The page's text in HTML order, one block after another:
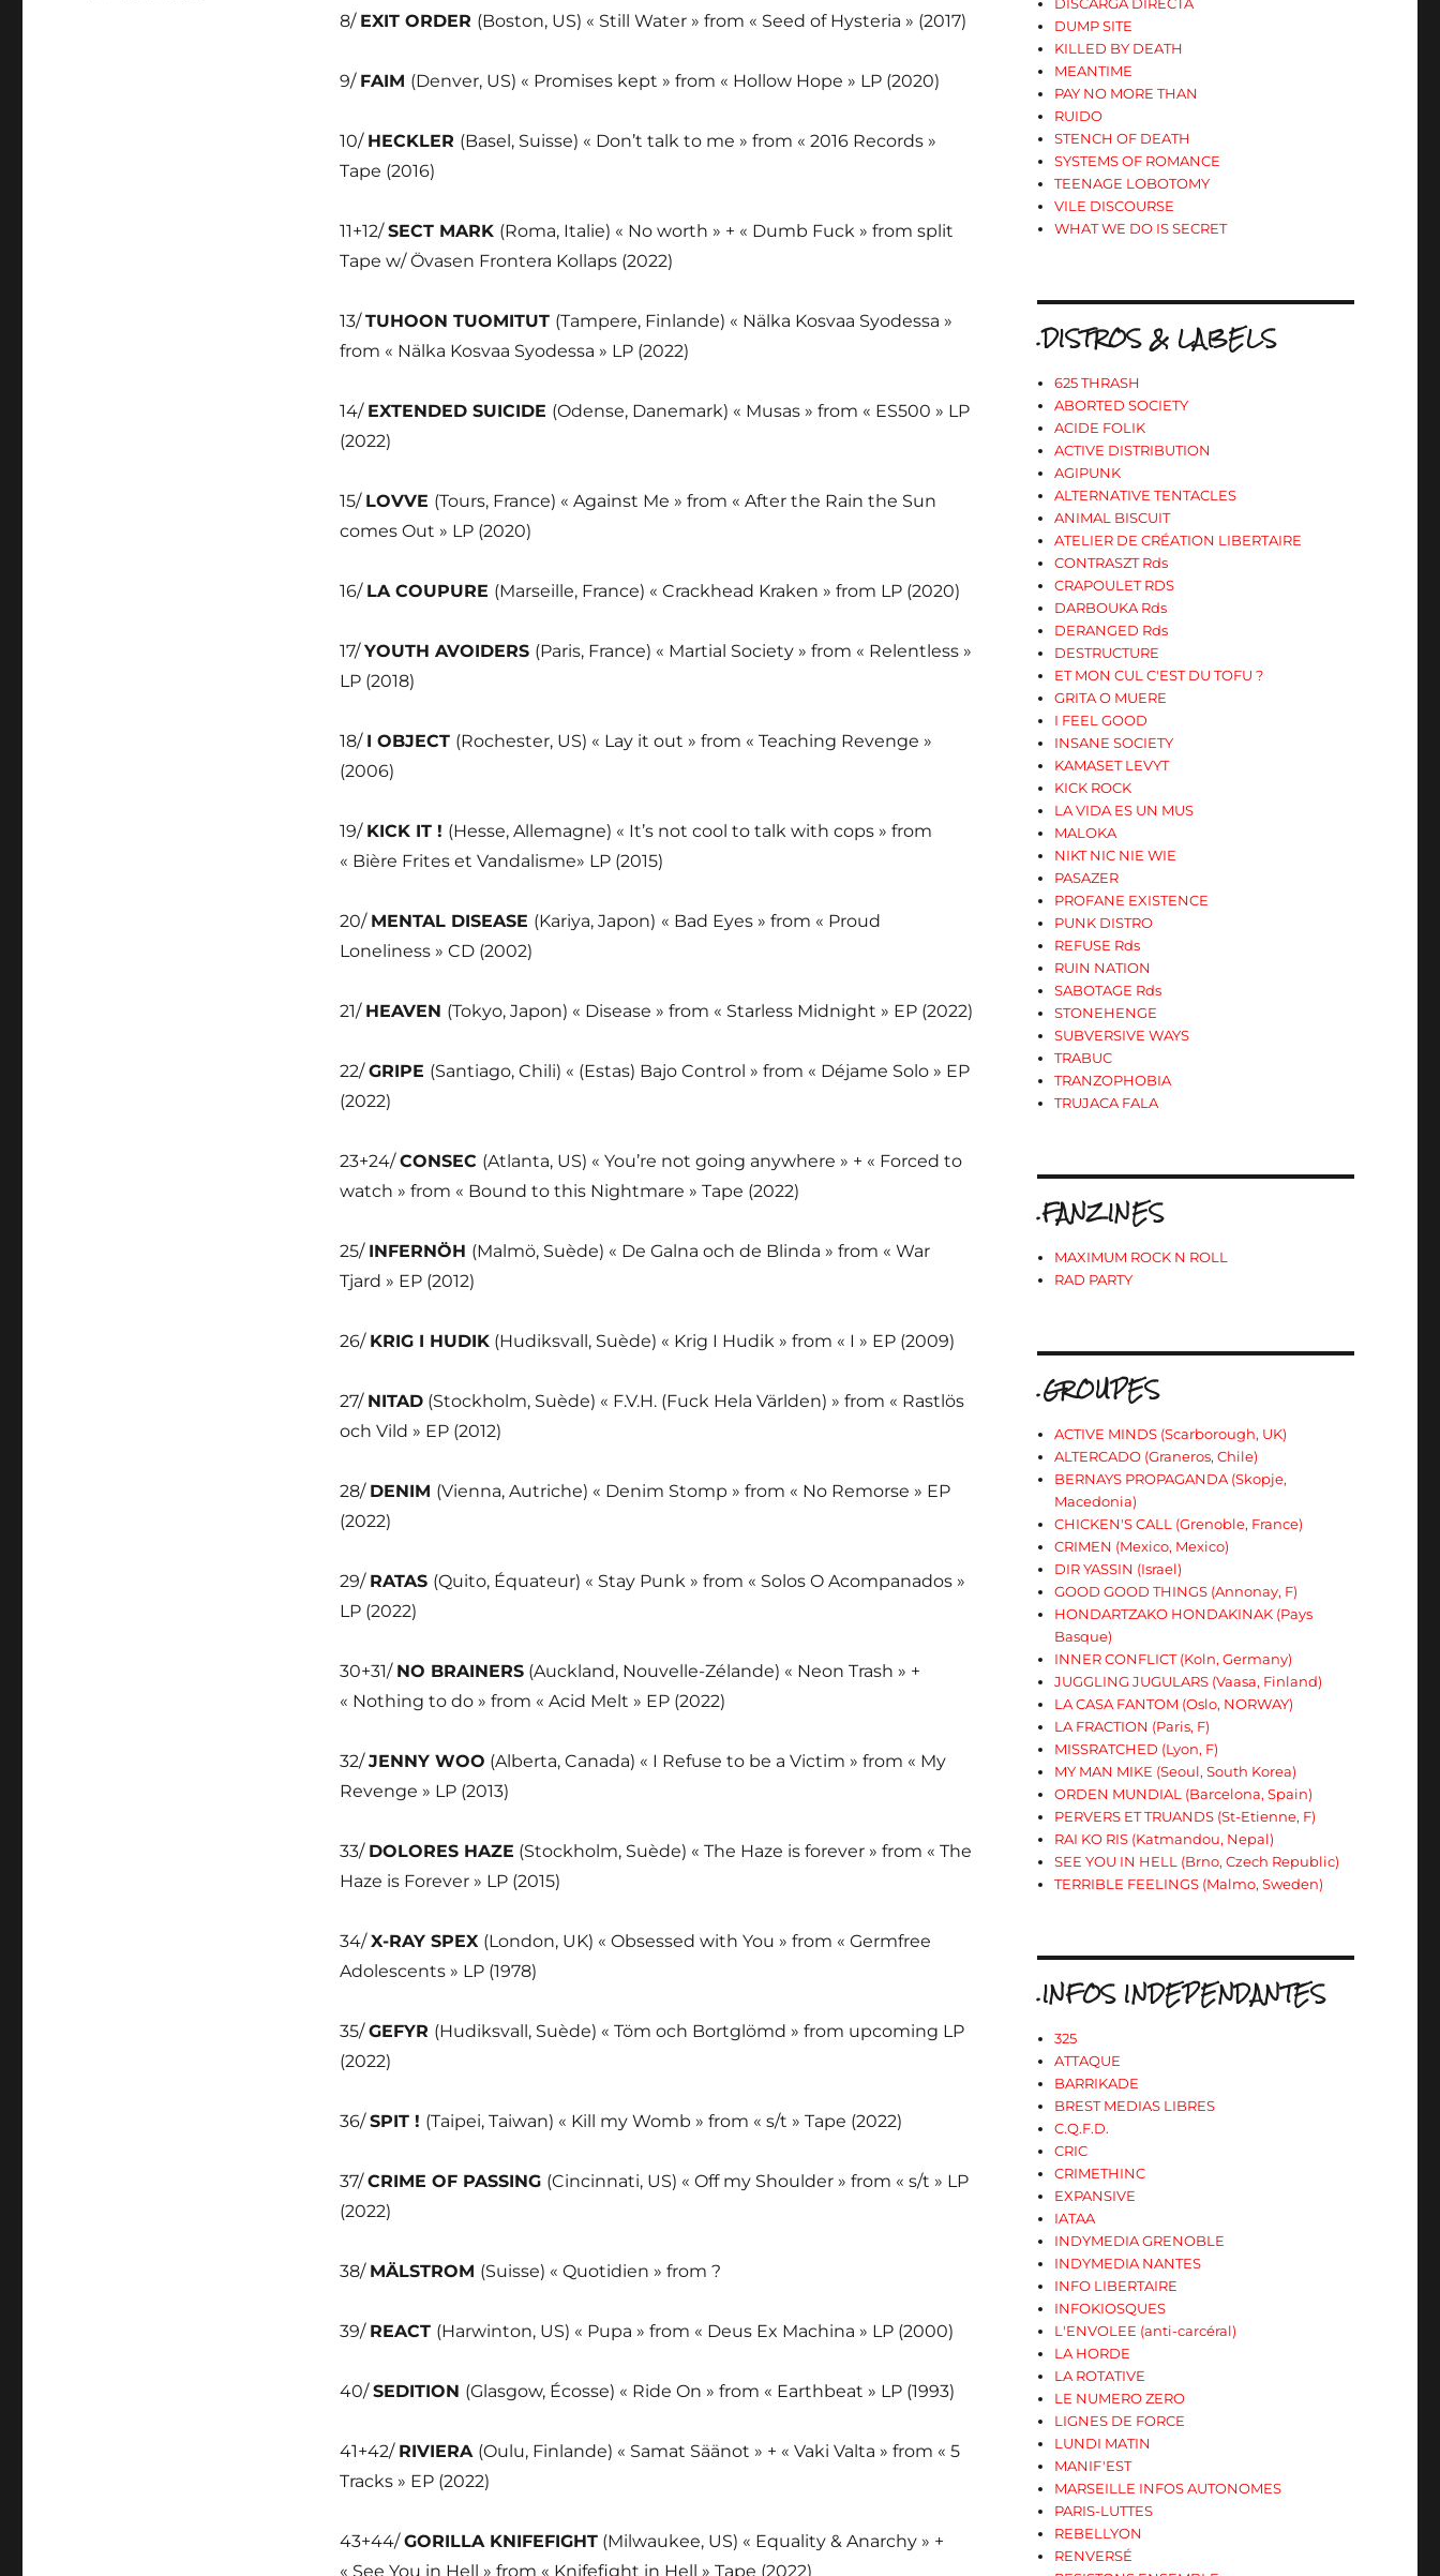
8/ EXIT ORDER (Boston, US) « Still Water » from « Seed of Hysteria » (2017)
9/ FAIM (Denver, US) « Promises kept » from « Hollow Hope » LP (2020)
10/ HECKLER (Basel, Suisse) « Don’t talk to me » from « 2016 Records »
Tape (2016)
11+12/SECT MARK (Roma, Italie) « No worth » + « Dumb Fuck » from split
Tape w/ Övasen Frontera Kollaps (2022)
13/TUHOON TUOMITUT (Tampere, Finlande) « Nälka Kosvaa Syodessa »
from « Nälka Kosvaa Syodessa » LP (2022)
14/ EXTENDED SUICIDE (Odense, Danemark) « Musas » from « ES500 » LP
(2022)
15/ LOVVE (Tours, France) « Against Me » from « After the Rain the Sun
comes Out » LP (2020)
16/ LA COUPURE (Marseille, France) « Crackhead Kraken » from LP (2020)
17/YOUTH AVOIDERS (Paris, France) « Martial Society » from « Relentless »
LP (2018)
18/ I OBJECT (Rochester, US) « Lay it out » from « Teaching Revenge »
(2006)
19/ KICK IT ! (Hesse, Allemagne) « It’s not cool to talk with cops » from
« Bière Frites et Vandalisme» LP (2015)
20/ MENTAL DISEASE (Kariya, Japon) « Bad Eyes » from « Proud
Loneliness » CD (2002)
21/ HEAVEN (Tokyo, Japon) « Disease » from « Starless Midnight » EP (2022)
22/GRIPE (Santiago, Chili) « (Estas) Bajo Control » from « Déjame Solo » EP
(2022)
23+24/CONSEC (Atlanta, US) « You’re not going anywhere » + « Forced to
watch » from « Bound to this Nightmare » Tape (2022)
25/ INFERNÖH (Malmö, Suède) « De Galna och de Blinda » from « War
Tjard » EP (2012)
26/ KRIG I HUDIK(Hudiksvall, Suède) « Krig I Hudik » from « I » EP (2009)
27/ NITAD(Stockholm, Suède) « F.V.H. (Fuck Hela Världen) » from « Rastlös
och Vild » EP (2012)
28/ DENIM (Vienna, Autriche) « Denim Stomp » from « No Remorse » EP
(2022)
29/ RATAS (Quito, Équateur) « Stay Punk » from « Solos O Acompanados »
LP (2022)
30+31/ NO BRAINERS(Auckland, Nouvelle-Zélande) « Neon Trash » +
« Nothing to do » from « Acid Melt » EP (2022)
32/JENNY WOO (Alberta, Canada) « I Refuse to be a Victim » from « My
Revenge » LP (2013)
33/ DOLORES HAZE (Stockholm, Suède) « The Haze is forever » from « The
Haze is Forever » LP (2015)
34/X-RAY SPEX (London, UK) « Obsessed with You » from « Germfree
Adolescents » LP (1978)
35/GEFYR (Hudiksvall, Suède) « Töm och Bortglömd » from upcoming LP
(2022)
36/SPIT ! (Taipei, Taiwan) « Kill my Womb » from « s/t » Tape (2022)
37/CRIME OF PASSING (Cincinnati, US) « Off my Shoulder » from « s/t » LP
(2022)
38/ MÄLSTROM (Suisse) « Quotidien » from ?
39/ REACT (Harwinton, US) « Pupa » from « Deus Ex Machina » LP (2000)
40/SEDITION (Glasgow, Écosse) « Ride On » from « Earthbeat » LP (1993)
41+42/ RIVIERA (Oulu, Finlande) « Samat Säänot » + « Vaki Valta » from « 5
Tracks » EP (2022)
43+44/GORILLA KNIFEFIGHT(Milwaukee, US) « Equality & Anarchy » +
« See You in Hell » from « Knifefight in Hell » Tape (2022)
DUMP SITE
KILLED BY DEATH
MEANTIME
PAY NO MORE THAN
RUIDO
STENCH OF DEATH
SYSTEMS OF ROMANCE
TEENAGE LOBOTOMY
VILE DISCOURSE
WHAT WE DO IS SECRET
.DISTROS & LABELS
625 THRASH
ABORTED SOCIETY
ACIDE FOLIK
ACTIVE DISTRIBUTION
AGIPUNK
ALTERNATIVE TENTACLES
ANIMAL BISCUIT
ATELIER DE CRÉATION LIBERTAIRE
CONTRASZT Rds
CRAPOULET RDS
DARBOUKA Rds
DERANGED Rds
DESTRUCTURE
ET MON CUL C'EST DU TOFU ?
GRITA O MUERE
I FEEL GOOD
INSANE SOCIETY
KAMASET LEVYT
KICK ROCK
LA VIDA ES UN MUS
MALOKA
NIKT NIC NIE WIE
PASAZER
PROFANE EXISTENCE
PUNK DISTRO
REFUSE Rds
RUIN NATION
SABOTAGE Rds
STONEHENGE
SUBVERSIVE WAYS
TRABUC
TRANZOPHOBIA
TRUJACA FALA
.FANZINES
MAXIMUM ROCK N ROLL
RAD PARTY
.GROUPES
ACTIVE MINDS (Scarborough, UK)
ALTERCADO (Graneros, Chile)
BERNAYS PROPAGANDA (Skopje,
Macedonia)
CHICKEN'S CALL (Grenoble, France)
CRIMEN (Mexico, Mexico)
DIR YASSIN (Israel)
GOOD GOOD THINGS (Annonay, F)
HONDARTZAKO HONDAKINAK (Pays
Basque)
INNER CONFLICT (Koln, Germany)
JUGGLING JUGULARS (Vaasa, Finland)
LA CASA FANTOM (Oslo, NORWAY)
LA FRACTION (Paris, F)
MISSRATCHED (Lyon, F)
MY MAN MIKE (Seoul, South Korea)
ORDEN MUNDIAL (Barcelona, Spain)
PERVERS ET TRUANDS (St-Etienne, F)
RAI KO RIS (Katmandou, Nepal)
SEE YOU IN HELL (Brno, Czech Republic)
TERRIBLE FEELINGS (Malmo, Sweden)
.INFOS INDEPENDANTES
325
ATTAQUE
BARRIKADE
BREST MEDIAS LIBRES
C.Q.F.D.
CRIC
CRIMETHINC
EXPANSIVE
IATAA
INDYMEDIA GRENOBLE
INDYMEDIA NANTES
INFO LIBERTAIRE
INFOKIOSQUES
L'ENVOLEE (anti-carcéral)
LA HORDE
LA ROTATIVE
LE NUMERO ZERO
LIGNES DE FORCE
LUNDI MATIN
MANIF'EST
MARSEILLE INFOS AUTONOMES
PARIS-LUTTES
REBELLYON
RENVERSÉ